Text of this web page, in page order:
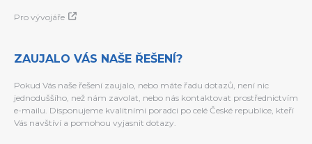
ZAUJALO VÁS NAŠE ŘEŠENÍ?
Pokud Vás naše řešení zaujalo, nebo máte řadu dotazů, není nic
jednoduššího, než nám zavolat, nebo nás kontaktovat prostřednictvím
e-mailu. Disponujeme kvalitními poradci po celé České republice, kteří
Vás navštíví a pomohou vyjasnit dotazy.
Pro vývojáře